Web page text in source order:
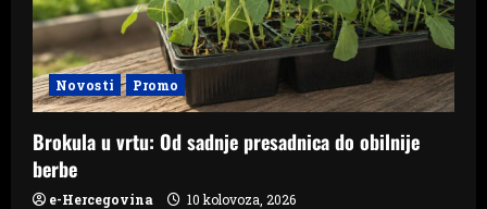
Novosti Promo
Brokula u vrtu: Od sadnje presadnica do obilnije
berbe
e-Hercegovina 10 kolovoza, 2026